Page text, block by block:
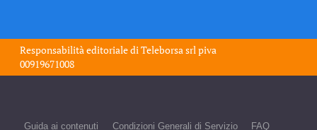
Responsabilità editoriale diTeleborsa srlpiva
00919671008
Guida ai contenuti Condizioni Generali di Servizio FAQ